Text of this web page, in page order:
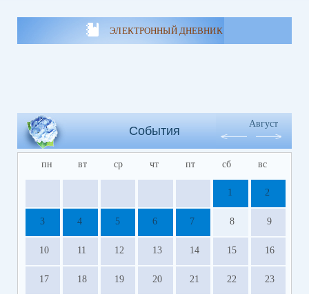
ЭЛЕКТРОННЫЙ ДНЕВНИК
События
Август
пн вт ср чт пт сб вс
1 2
3 4 5 6 7 8 9
10 11 12 13 14 15 16
17 18 19 20 21 22 23